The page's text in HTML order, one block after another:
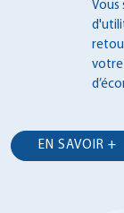
Vous
votre
EN SAVOIR +